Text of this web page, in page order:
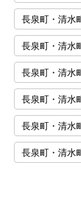
長泉町・清水
長泉町・清水
長泉町・清水
長泉町・清水
長泉町・清水
長泉町・清水